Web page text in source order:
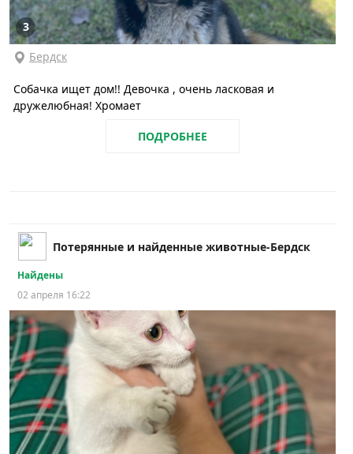
3
Бердск
Собачка ищет дом!! Девочка , очень ласковая и
дружелюбная! Хромает
ПОДРОБНЕЕ
Потерянные и найденные животные-Бердск
Найдены
02 апреля 16:22